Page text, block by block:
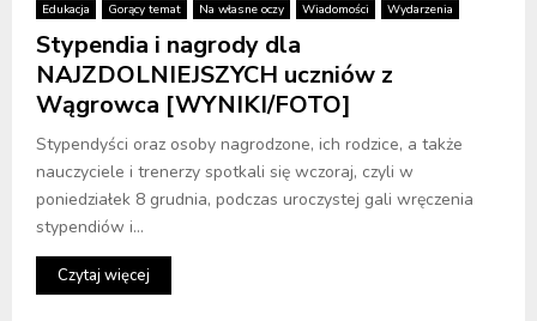
Edukacja Gorący temat Na własne oczy Wiadomości Wydarzenia
Stypendia i nagrody dla
NAJZDOLNIEJSZYCH uczniów z
Wągrowca [WYNIKI/FOTO]
Stypendyści oraz osoby nagrodzone, ich rodzice, a także
nauczyciele i trenerzy spotkali się wczoraj, czyli w
poniedziałek 8 grudnia, podczas uroczystej gali wręczenia
stypendiów i...
Czytaj więcej